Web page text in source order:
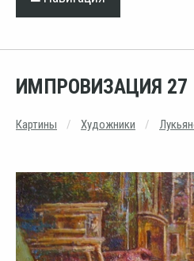
ИМПРОВИЗАЦИЯ 27
Картины Художники